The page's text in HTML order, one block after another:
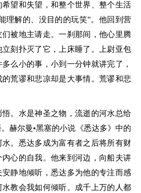
望和失望，和整个世界、整个生活
理解的、没目的的玩笑”。他回到营
们被地主请走。一刹那间，他心里腾
刻扑灭了它，上床睡了。上尉亚包
么小的事，小到一分钟就讲完了，
荒谬和悲凉却是大事情。荒谬和悲
水是神圣之物，流逝的河水总给
赫尔曼•黑塞的小说《悉达多》中的
。悉达多成为富有者之后将所有财
心的自我。他来到河边，向船夫讲
静地倾听，悉达多为他的专注而感
教会我如何倾听。成千上万的人都